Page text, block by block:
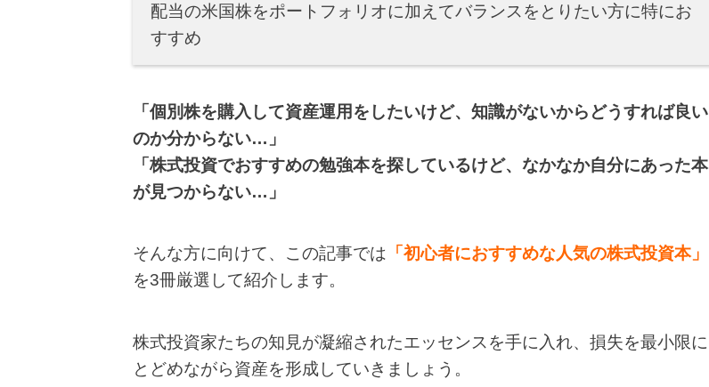
配当の米国株をポートフォリオに加えてバランスをとりたい方に特にお
すすめ
「個別株を購入して資産運用をしたいけど、知識がないからどうすれば良い
のか分からない…」
「株式投資でおすすめの勉強本を探しているけど、なかなか自分にあった本
が見つからない…」
そんな方に向けて、この記事では 「初心者におすすめな人気の株式投資本」
を3冊厳選して紹介します。
株式投資家たちの知見が凝縮されたエッセンスを手に入れ、損失を最小限に
とどめながら資産を形成していきましょう。